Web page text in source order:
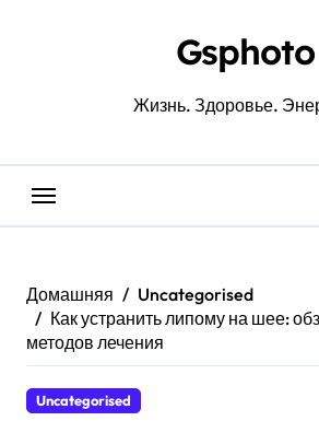
Gsphoto
Жизнь. Здоровье.
Домашняя
Uncategorised
Как устранить липому на шее:
методов лечения
Uncategorised